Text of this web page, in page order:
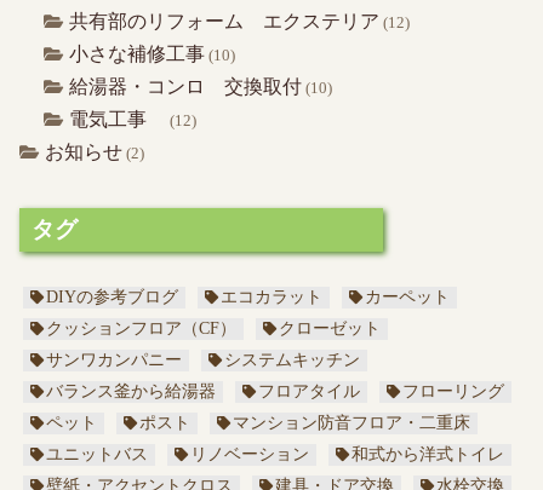
共有部のリフォーム エクステリア (12)
小さな補修工事 (10)
給湯器・コンロ 交換取付 (10)
電気工事 (12)
お知らせ (2)
タグ
DIYの参考ブログ エコカラット
カーペット
クッションフロア（CF）
クローゼット
サンワカンパニー
システムキッチン
バランス釜から給湯器
フロアタイル
フローリング
ペット
ポスト
マンション防音フロア・二重床
ユニットバス
リノベーション
和式から洋式トイレ
壁紙・アクセントクロス
建具・ドア交換
水栓交換